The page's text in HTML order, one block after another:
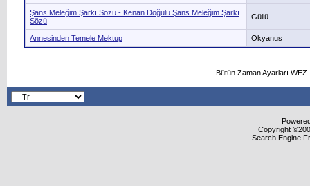
Şans Meleğim Şarkı Sözü - Kenan Doğulu Şans Meleğim Şarkı
Sözü
Güllü
Annesinden Temele Mektup Okyanus
Bütün Zaman Ayarları
Copyright
Search Engine